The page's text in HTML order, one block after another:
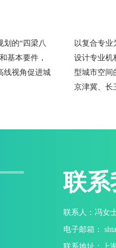
划的“四梁八
基本要件，
线视角促进城
以复合专业
设计专业机
型城市空间
京津冀、长
联系
联系人：冯女
电子邮箱：
联系地址：上